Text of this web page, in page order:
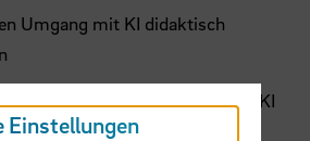
Umgang mit KI didaktisch
Einsatz dieser Form von KI
Einstellungen